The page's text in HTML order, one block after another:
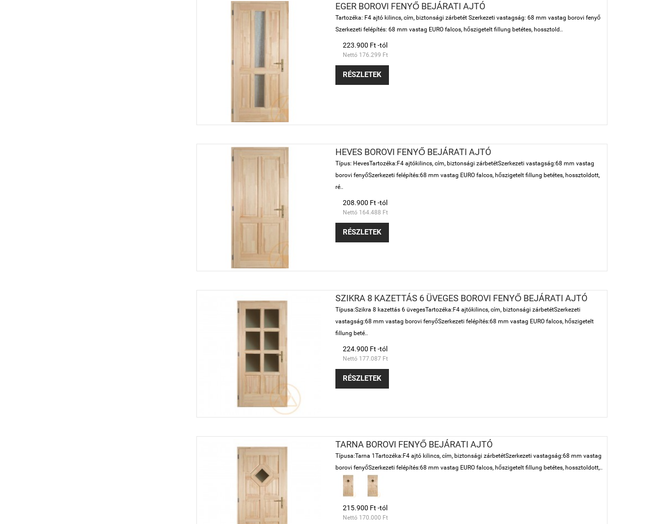
EGER BOROVI FENYŐ BEJÁRATI AJTÓ
Tartozéka: F4 ajtó kilincs, cím, biztonsági zárbetét Szerkezeti vastagság: 68 mm vastag borovi fenyő
Szerkezeti felépítés: 68 mm vastag EURO falcos, hőszigetelt fillung betétes, hossztold..
223.900 Ft -tól
Nettó 176.299 Ft
RÉSZLETEK
HEVES BOROVI FENYŐ BEJÁRATI AJTÓ
Típus: HevesTartozéka:F4 ajtókilincs, cím, biztonsági zárbetétSzerkezeti vastagság:68 mm vastag
borovi fenyőSzerkezeti felépítés:68 mm vastag EURO falcos, hőszigetelt fillung betétes, hossztoldott,
ré..
208.900 Ft -tól
Nettó 164.488 Ft
RÉSZLETEK
SZIKRA 8 KAZETTÁS 6 ÜVEGES BOROVI FENYŐ BEJÁRATI AJTÓ
Típusa:Szikra 8 kazettás 6 üvegesTartozéka:F4 ajtókilincs, cím, biztonsági zárbetétSzerkezeti
vastagság:68 mm vastag borovi fenyőSzerkezeti felépítés:68 mm vastag EURO falcos, hőszigetelt
fillung beté..
224.900 Ft -tól
Nettó 177.087 Ft
RÉSZLETEK
TARNA BOROVI FENYŐ BEJÁRATI AJTÓ
Típusa:Tarna 1Tartozéka:F4 ajtó kilincs, cím, biztonsági zárbetétSzerkezeti vastagság:68 mm vastag
borovi fenyőSzerkezeti felépítés:68 mm vastag EURO falcos, hőszigetelt fillung betétes, hossztoldott,..
215.900 Ft -tól
Nettó 170.000 Ft